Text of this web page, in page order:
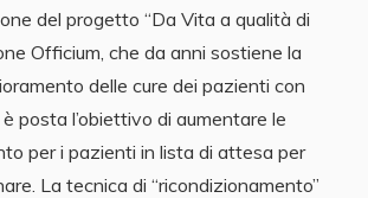
del progetto “Da Vita a qualità di
Officium, che da anni sostiene la
delle cure dei pazienti con
posta l’obiettivo di aumentare le
per i pazienti in lista di attesa per
La tecnica di “ricondizionamento”